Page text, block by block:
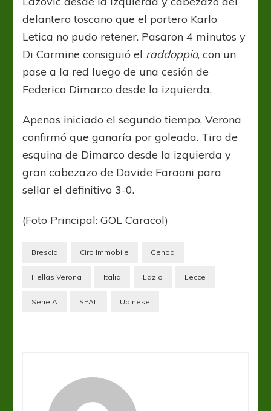
delantero toscano que el portero Karlo
Letica no pudo retener. Pasaron 4 minutos y
Di Carmine consiguió el raddoppio, con un
pase a la red luego de una cesión de
Federico Dimarco desde la izquierda.
Apenas iniciado el segundo tiempo, Verona
confirmó que ganaría por goleada. Tiro de
esquina de Dimarco desde la izquierda y
gran cabezazo de Davide Faraoni para
sellar el definitivo 3-0.
(Foto Principal: GOL Caracol)
Brescia Ciro Immobile Genoa
Hellas Verona Italia Lazio Lecce
Serie A SPAL Udinese